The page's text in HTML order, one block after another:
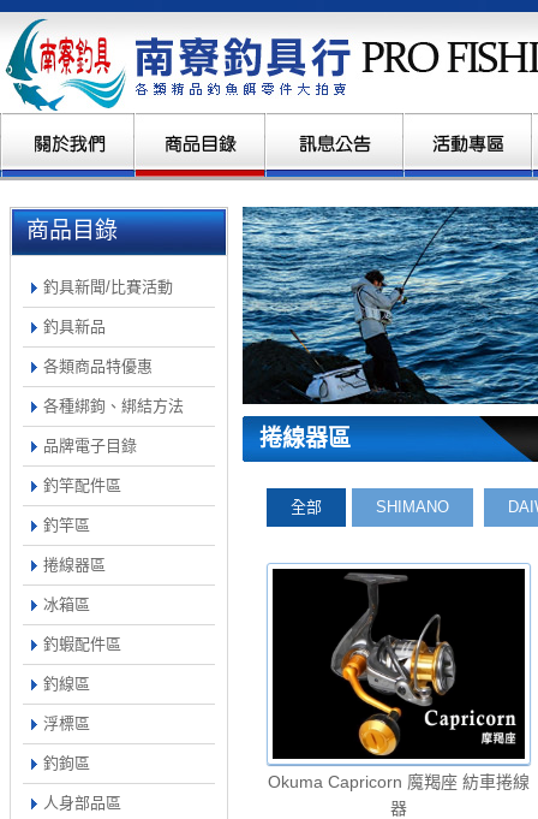
商品目錄
釣具新聞/比賽活動
釣具新品
各類商品特優惠
各種綁鉤、綁結方法
品牌電子目錄
釣竿配件區
釣竿區
捲線器區
冰箱區
釣蝦配件區
釣線區
浮標區
釣鉤區
人身部品區
捲線器區
全部 SHIMANO
Okuma Capricorn 魔羯座 紡車捲線
器